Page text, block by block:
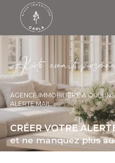
Alete emai peson
AGENCE IMMOBILIÈRE À
ALERTE MAIL
CRÉER VOTRE
et ne manquez plus